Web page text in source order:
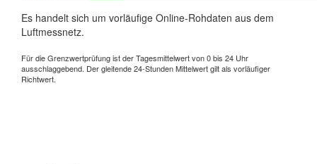
Es handelt sich um vorläufige Online-Rohdaten aus dem
Luftmessnetz.
Für die Grenzwertprüfung ist der Tagesmittelwert von 0 bis 24 Uhr
ausschlaggebend. Der gleitende 24-Stunden Mittelwert gilt als vorläufiger
Richtwert.